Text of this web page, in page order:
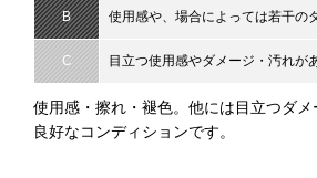
B 使用感や、場合によっては若干の
C 目立つ使用感やダメージ・汚れが
使用感・擦れ・褪色。他には目立つダ
良好なコンディションです。